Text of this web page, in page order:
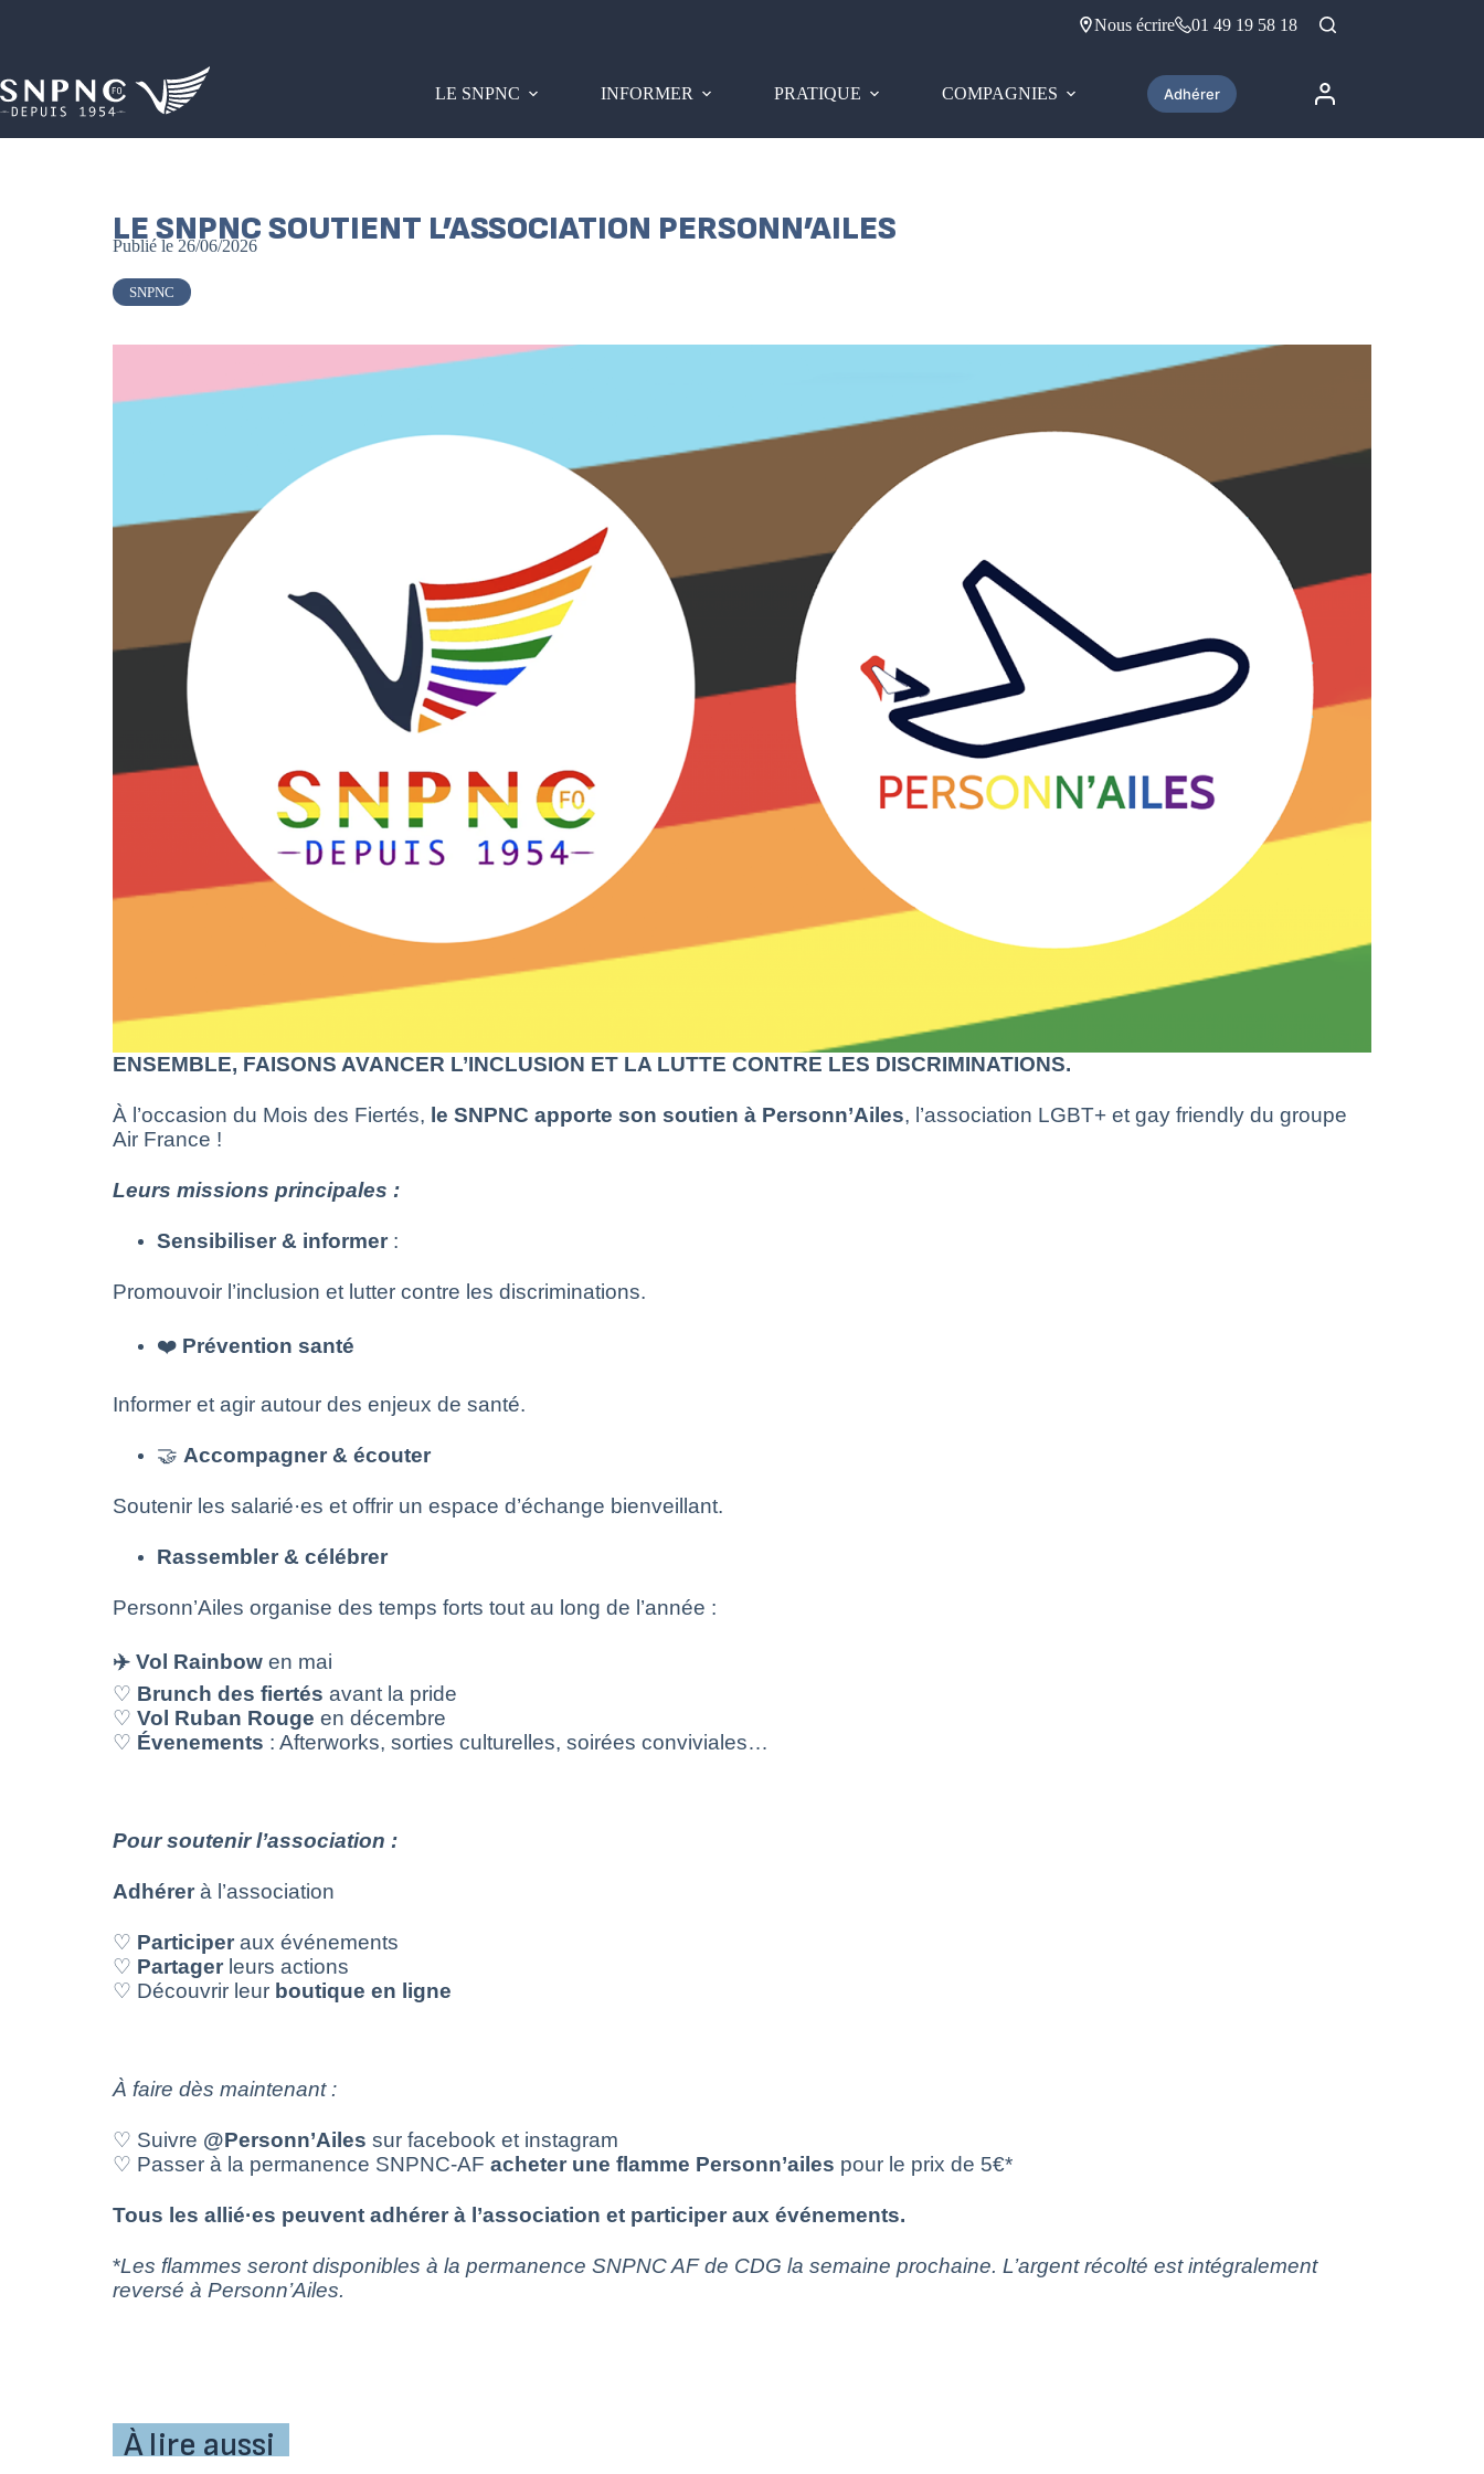
Nous écrire 01 49 19 58 18
LE SNPNC INFORMER PRATIQUE COMPAGNIES Adhérer
LE SNPNC SOUTIENT L’ASSOCIATION PERSONN’AILES
Publié le 26/06/2026
SNPNC
ENSEMBLE, FAISONS AVANCER L’INCLUSION ET LA LUTTE CONTRE LES DISCRIMINATIONS.
À l’occasion du Mois des Fiertés, le SNPNC apporte son soutien à Personn’Ailes, l’association LGBT+ et gay friendly du groupe
Air France !
Leurs missions principales :
Sensibiliser & informer :
Promouvoir l’inclusion et lutter contre les discriminations.
❤️ Prévention santé
Informer et agir autour des enjeux de santé.
🤝 Accompagner & écouter
Soutenir les salarié·es et offrir un espace d’échange bienveillant.
Rassembler & célébrer
Personn’Ailes organise des temps forts tout au long de l’année :
✈️ Vol Rainbow en mai
♡ Brunch des fiertés avant la pride
♡ Vol Ruban Rouge en décembre
♡ Évenements : Afterworks, sorties culturelles, soirées conviviales…
Pour soutenir l’association :
Adhérer à l’association
♡ Participer aux événements
♡ Partager leurs actions
♡ Découvrir leur boutique en ligne
À faire dès maintenant:
♡ Suivre @Personn’Ailes sur facebook et instagram
♡ Passer à la permanence SNPNC-AF acheter une flamme Personn’ailes pour le prix de 5€*
Tous les allié·es peuvent adhérer à l’association et participer aux événements.
*Les flammes seront disponibles à la permanence SNPNC AF de CDG la semaine prochaine. L’argent récolté est intégralement
reversé à Personn’Ailes.
À lire aussi